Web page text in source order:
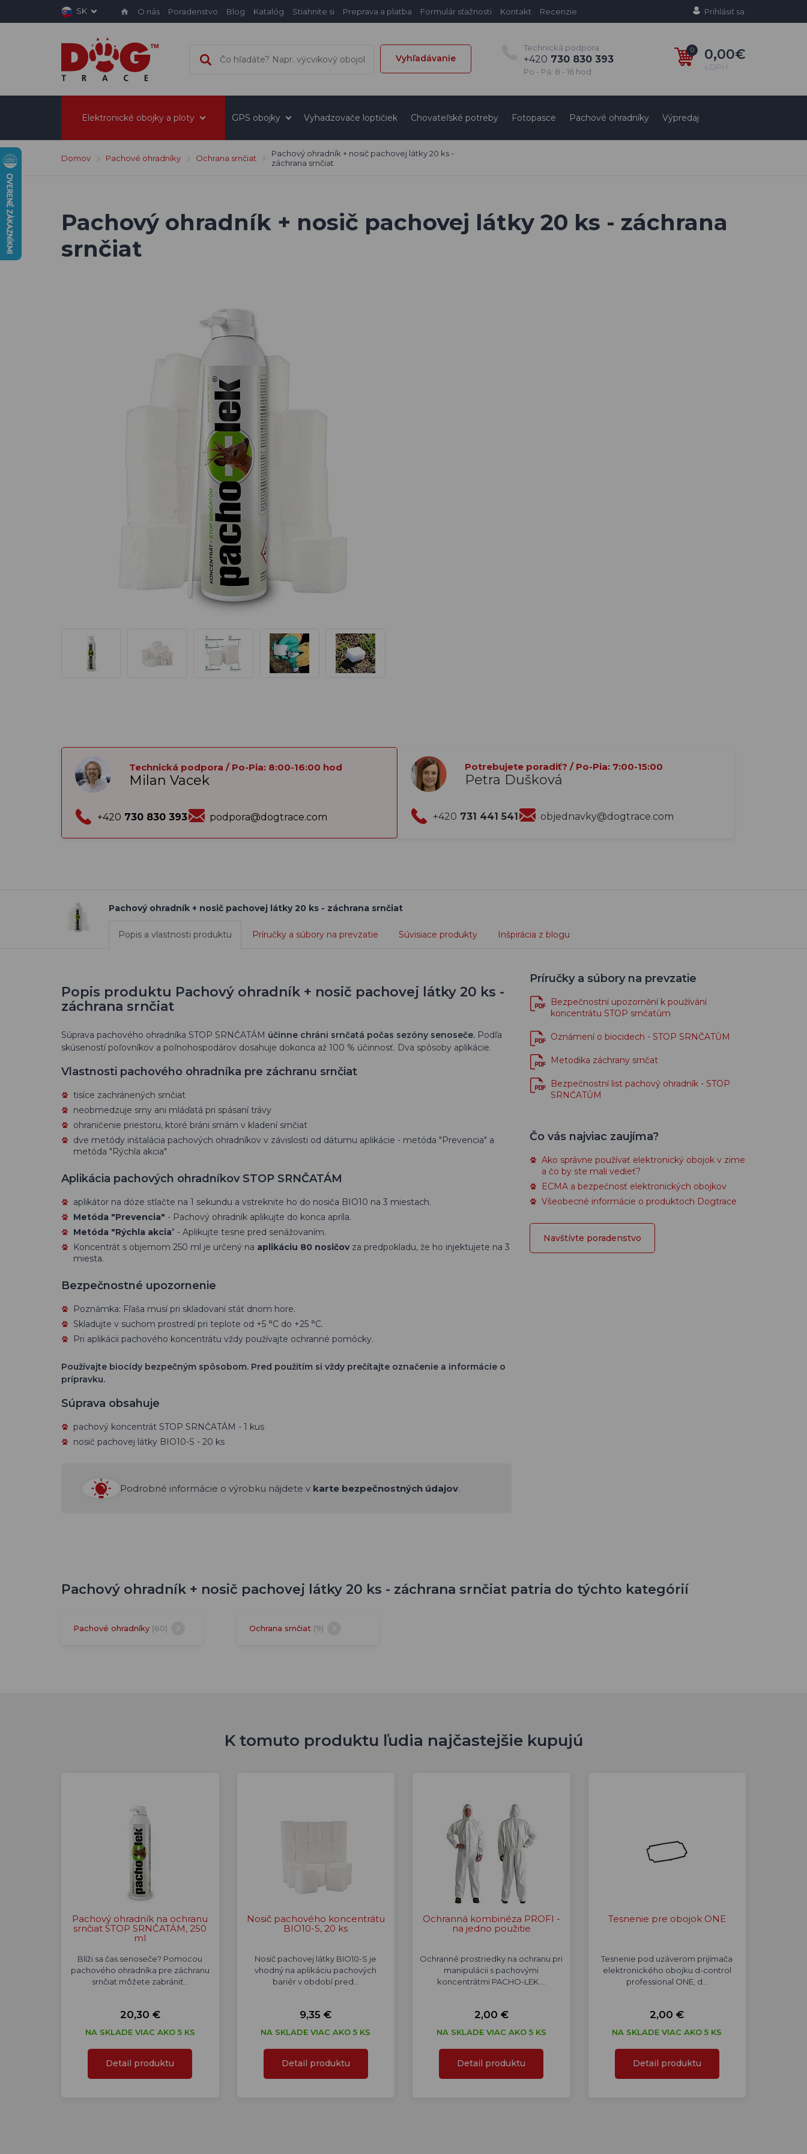
SK O nás Poradenstvo Blog Katalóg Stiahnite si Preprava a platba Formulár sťažnosti Kontakt Recenzie Prihlásiť sa
Vyhľadávanie
Technická podpora
+420 730 830 393
Po - Pá: 8 - 16 hod
0 0,00€
s DPH
Elektronické obojky a ploty GPS obojky Vyhadzovače loptičiek Chovateľské potreby Fotopasce Pachové ohradníky Výpredaj
Domov Pachové ohradníky Ochrana srnčiat
Pachový ohradník + nosič pachovej látky 20 ks -
záchrana srnčiat
Pachový ohradník + nosič pachovej látky 20 ks - záchrana
srnčiat
Technická podpora / Po-Pia: 8:00-16:00 hod
Milan Vacek
+420 730 830 393 podpora@dogtrace.com
Potrebujete poradiť? / Po-Pia: 7:00-15:00
Petra Dušková
+420 731 441 541 objednavky@dogtrace.com
Pachový ohradník + nosič pachovej látky 20 ks - záchrana srnčiat
Popis a vlastnosti produktu Príručky a súbory na prevzatie Súvisiace produkty Inšpirácia z blogu
Popis produktu Pachový ohradník + nosič pachovej látky 20 ks -
záchrana srnčiat
Súprava pachového ohradníka STOP SRNČATÁM účinne chráni srnčatá počas sezóny senoseče. Podľa
skúseností poľovníkov a poľnohospodárov dosahuje dokonca až 100 % účinnosť. Dva spôsoby aplikácie.
Vlastnosti pachového ohradníka pre záchranu srnčiat
tisíce zachránených srnčiat
neobmedzuje srny ani mláďatá pri spásaní trávy
ohraničenie priestoru, ktoré bráni srnám v kladení srnčiat
dve metódy inštalácia pachových ohradníkov v závislosti od dátumu aplikácie - metóda "Prevencia" a
metóda "Rýchla akcia"
Aplikácia pachových ohradníkov STOP SRNČATÁM
aplikátor na dóze stlačte na 1 sekundu a vstreknite ho do nosiča BIO10 na 3 miestach.
Metóda "Prevencia" - Pachový ohradník aplikujte do konca apríla.
Metóda "Rýchla akcia" - Aplikujte tesne pred senážovaním.
Koncentrát s objemom 250 ml je určený na aplikáciu 80 nosičovza predpokladu, že ho injektujete na 3
miesta.
Bezpečnostné upozornenie
Poznámka: Fľaša musí pri skladovaní stáť dnom hore.
Skladujte v suchom prostredí pri teplote od +5 °C do +25 °C.
Pri aplikácii pachového koncentrátu vždy používajte ochranné pomôcky.
Používajte biocídy bezpečným spôsobom. Pred použitím si vždy prečítajte označenie a informácie o
prípravku.
Súprava obsahuje
pachový koncentrát STOP SRNČATÁM - 1 kus
nosič pachovej látky BIO10-S - 20 ks
Podrobné informácie o výrobku nájdete v karte bezpečnostných údajov.
Príručky a súbory na prevzatie
Bezpečnostní upozornění k používání
koncentrátu STOP srnčatům
Oznámení o biocidech - STOP SRNČATŮM
Metodika záchrany srnčat
Bezpečnostní list pachový ohradník - STOP
SRNČATŮM
Čo vás najviac zaujíma?
Ako správne používať elektronický obojok v zime
a čo by ste mali vedieť?
ECMA a bezpečnosť elektronických obojkov
Všeobecné informácie o produktoch Dogtrace
Navštívte poradenstvo
Pachový ohradník + nosič pachovej látky 20 ks - záchrana srnčiat patria do týchto kategórií
Pachové ohradníky (60) Ochrana srnčiat (9)
K tomuto produktu ľudia najčastejšie kupujú
Pachový ohradník na ochranu
srnčiat STOP SRNČATÁM, 250
ml
Blíži sa čas senoseče? Pomocou
pachového ohradníka pre záchranu
srnčiat môžete zabrániť…
20,30 €
NA SKLADE VIAC AKO 5 KS
Detail produktu
Nosič pachového koncentrátu
BIO10-S, 20 ks
Nosič pachovej látky BIO10-S je
vhodný na aplikáciu pachových
bariér v období pred…
9,35 €
NA SKLADE VIAC AKO 5 KS
Detail produktu
Ochranná kombinéza PROFI -
na jedno použitie
Ochranné prostriedky na ochranu pri
manipulácii s pachovými
koncentrátmi PACHO-LEK.…
2,00 €
NA SKLADE VIAC AKO 5 KS
Detail produktu
Tesnenie pre obojok ONE
Tesnenie pod uzáverom prijímača
elektronického obojku d-control
professional ONE, d…
2,00 €
NA SKLADE VIAC AKO 5 KS
Detail produktu